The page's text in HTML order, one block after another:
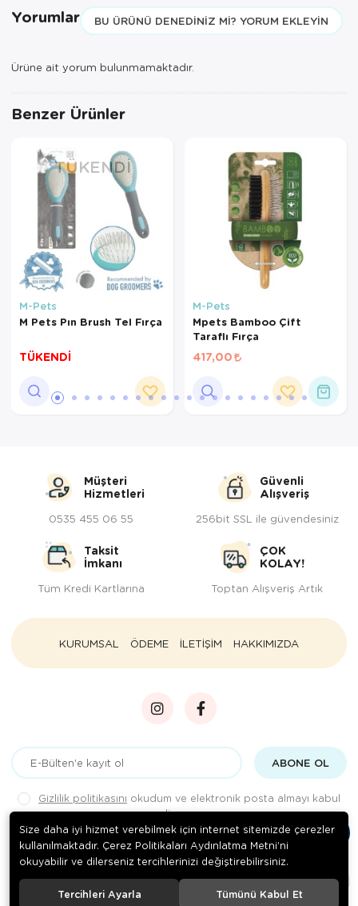
Yorumlar BU ÜRÜNÜ DENEDINIZ MI? YORUM EKLEYIN
Ürüne ait yorum bulunmamaktadır.
Benzer Ürünler
TÜKENDI
M-Pets
M Pets Pın Brush Tel Fırça
TÜKENDİ
M-Pets
Mpets Bamboo Çift
Taraflı Fırça
417,00
Müşteri
Hizmetleri
0535 455 06 55
Güvenli
Alışveriş
256bit SSL ile güvendesiniz
Taksit
İmkanı
Tüm Kredi Kartlarına
ÇOK
KOLAY!
Toptan Alışveriş Artık
KURUMSAL ÖDEME İLETİŞİM HAKKIMIZDA
ABONE OL
Gizlilik politikasını okudum ve elektronik posta almayı kabul
ediyorum.
. Tüm hakları saklıdır.
Size daha iyi hizmet verebilmek için internet sitemizde çerezler
kullanılmaktadır. Çerez Politikaları Aydınlatma Metni’ni
okuyabilir ve dilerseniz tercihlerinizi değiştirebilirsiniz.
Tercihleri Ayarla Tümünü Kabul Et